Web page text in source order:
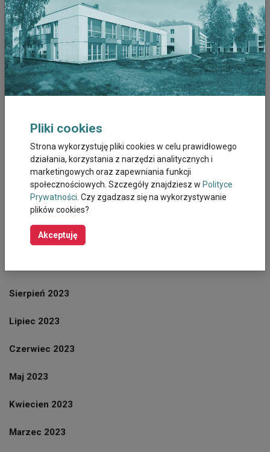
Marzec 2026
Luty 2026
Styczeń 2026
Listopad 2025
Październik 2025
Wrzesień 2025
Sierpień 2025
Październik 2023
Sierpień 2023
Lipiec 2023
Czerwiec 2023
Maj 2023
Kwiecien 2023
Marzec 2023
Pliki cookies
Strona wykorzystuję pliki cookies w celu prawidłowego
działania, korzystania z narzędzi analitycznych i
marketingowych oraz zapewniania funkcji
społecznościowych. Szczegóły znajdziesz w Polityce
Prywatności. Czy zgadzasz się na wykorzystywanie
plików cookies?
Akceptuję